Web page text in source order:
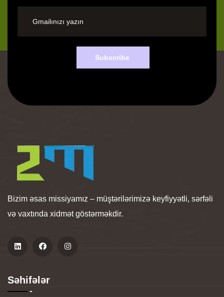
Subscribe
Bizim əsas missiyamız – müştərilərimizə keyfiyyətli, sərfəli
və vaxtında xidmət göstərməkdir.
Səhifələr